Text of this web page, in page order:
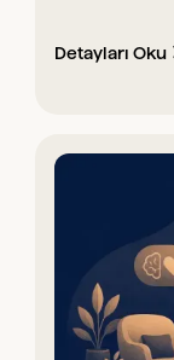
Detayları Oku